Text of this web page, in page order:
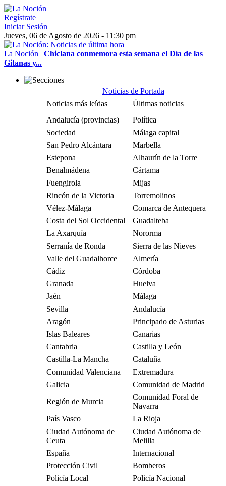
Regístrate
Iniciar Sesión
Jueves, 06 de Agosto de 2026 - 11:30 pm
La Noción | Chiclana conmemora esta semana el Día de las
Gitanas y...
Noticias de Portada
Noticias más leídas
Últimas noticias
Andalucía (provincias)
Política
Sociedad
Málaga capital
San Pedro Alcántara
Marbella
Estepona
Alhaurín de la Torre
Benalmádena
Cártama
Fuengirola
Mijas
Rincón de la Victoria
Torremolinos
Vélez-Málaga
Comarca de Antequera
Costa del Sol Occidental
Guadalteba
La Axarquía
Nororma
Serranía de Ronda
Sierra de las Nieves
Valle del Guadalhorce
Almería
Cádiz
Córdoba
Granada
Huelva
Jaén
Málaga
Sevilla
Andalucía
Aragón
Principado de Asturias
Islas Baleares
Canarias
Cantabria
Castilla y León
Castilla-La Mancha
Cataluña
Comunidad Valenciana
Extremadura
Galicia
Comunidad de Madrid
Región de Murcia
Comunidad Foral de
Navarra
País Vasco
La Rioja
Ciudad Autónoma de
Ceuta
Ciudad Autónoma de
Melilla
España
Internacional
Protección Civil
Bomberos
Policía Local
Policía Nacional